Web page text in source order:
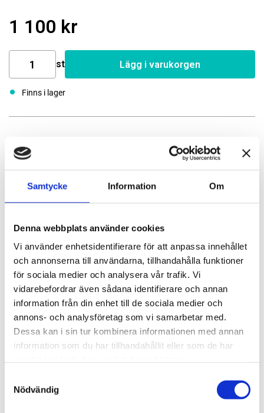
Samtycke Information Om
Denna webbplats använder cookies
Vi använder enhetsidentifierare för att anpassa innehållet
och annonserna till användarna, tillhandahålla funktioner
för sociala medier och analysera vår trafik. Vi
vidarebefordrar även sådana identifierare och annan
information från din enhet till de sociala medier och
annons- och analysföretag som vi samarbetar med.
Dessa kan i sin tur kombinera informationen med annan
information som du har tillhandahållit eller som de har
Nödvändig
1 100 kr
st Lägg i varukorgen
Finns i lager
Passande tillbehör
Usb Mini DC kabel
03.5307
Beskrivning
Om varumärket